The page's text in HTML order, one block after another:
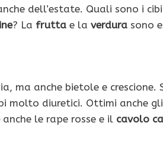
dell’estate. Quali sono i
? La frutta e la verdura sono
ma anche bietole e crescione.
molto diuretici. Ottimi anche gli
anche le rape rosse e il cavolo